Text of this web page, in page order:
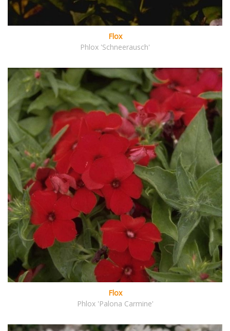
Flox
Phlox 'Schneerausch'
Flox
Phlox 'Palona Carmine'